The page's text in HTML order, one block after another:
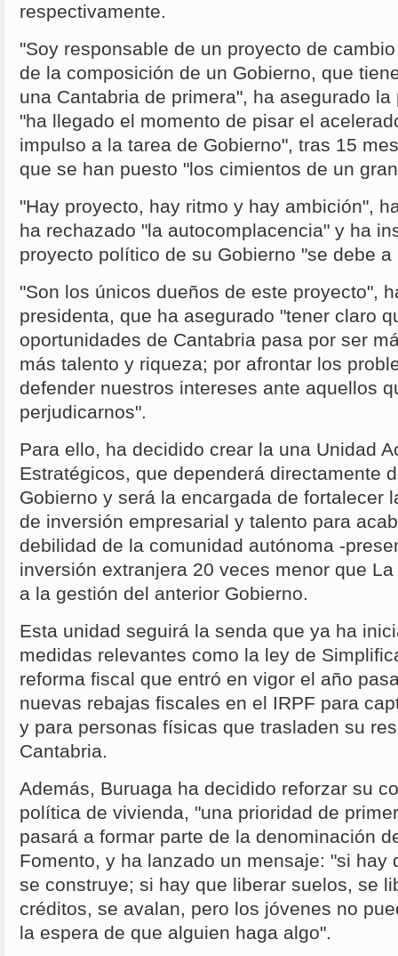
respectivamente.
"Soy responsable de un proyecto de
de la composición de un Gobierno, que
una Cantabria de primera", ha asegurado
"ha llegado el momento de pisar el
impulso a la tarea de Gobierno", tras 15
que se han puesto "los cimientos de un
"Hay proyecto, hay ritmo y hay ambición",
ha rechazado "la autocomplacencia" y ha
proyecto político de su Gobierno "se debe
"Son los únicos dueños de este proyecto",
presidenta, que ha asegurado "tener claro
oportunidades de Cantabria pasa por ser
más talento y riqueza; por afrontar los
defender nuestros intereses ante aquellos
perjudicarnos".
Para ello, ha decidido crear la una Unidad
Estratégicos, que dependerá directamente
Gobierno y será la encargada de fortalecer
de inversión empresarial y talento para
debilidad de la comunidad autónoma -
inversión extranjera 20 veces menor que
a la gestión del anterior Gobierno.
Esta unidad seguirá la senda que ya ha
medidas relevantes como la ley de
reforma fiscal que entró en vigor el año
nuevas rebajas fiscales en el IRPF para
y para personas físicas que trasladen su
Cantabria.
Además, Buruaga ha decidido reforzar su
política de vivienda, "una prioridad de
pasará a formar parte de la denominación
Fomento, y ha lanzado un mensaje: "si hay
se construye; si hay que liberar suelos, se
créditos, se avalan, pero los jóvenes no
la espera de que alguien haga algo".